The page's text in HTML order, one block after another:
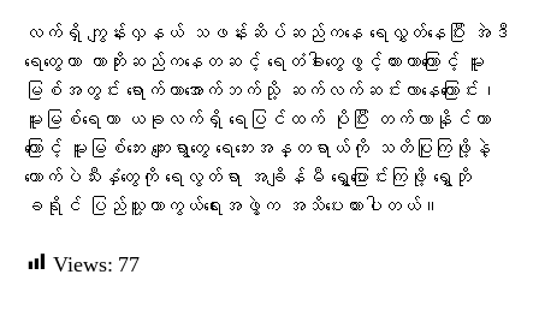
လက်ရှိ ကျွန်းလှနယ် သဖန်းဆိပ်ဆည်ကနေ ရေလွှတ်နေပြီး အဲဒီ
ရေတွေဟာ ကာဘိုးဆည်ကနေတဆင့် ရေတံခါးတွေဖွင့်ထားတာကြောင့် မူး
မြစ်အတွင်း ရောက်ကာအောက်ဘက်သို့ ဆက်လက်ဆင်းလာနေကြောင်း၊
မူးမြစ်ရေဟာ ယခုလက်ရှိ ရေပြင်ထက် ပိုပြီး တက်လာနိုင်တာ
ကြောင့် မူးမြစ်ဘေး ကျေးရွာတွေ ရေဘေးအန္တရာယ်ကို သတိပြုကြဖို့နဲ့
ကောက်ပဲသီးနှံတွေကို ရေလွတ်ရာ အချိန်မီ ရွှေ့ပြောင်းကြဖို့ ရွှေဘို
ခရိုင် ပြည်သူ့ကာကွယ်ရေးအဖွဲ့က အသိပေးထားပါတယ်။
Views: 77